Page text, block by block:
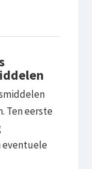
Ten eerste
eventuele